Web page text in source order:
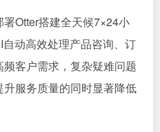
署Otter搭建全天候7×24小
动高效处理产品咨询、订
客户需求，复杂疑难问题
服务质量的同时显著降低